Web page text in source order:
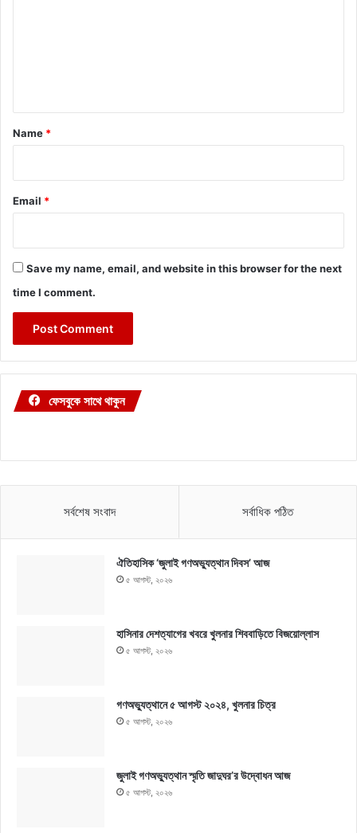
*
Name *
Email *
Save my name, email, and website in this browser for the next
time I comment.
ফেসবুকে সাথে থাকুন
সর্বশেষ সংবাদ সর্বাধিক পঠিত
ঐতিহাসিক ‘জুলাই গণঅভ্যুত্থান দিবস’ আজ
৫ আগস্ট, ২০২৬
হাসিনার দেশত্যাগের খবরে খুলনার শিববাড়িতে বিজয়োল্লাস
৫ আগস্ট, ২০২৬
গণঅভ্যুত্থানে ৫ আগস্ট ২০২৪, খুলনার চিত্র
৫ আগস্ট, ২০২৬
জুলাই গণঅভ্যুত্থান স্মৃতি জাদুঘর’র উদ্বোধন আজ
৫ আগস্ট, ২০২৬